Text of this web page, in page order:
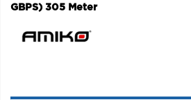
GBPS) 305 Meter